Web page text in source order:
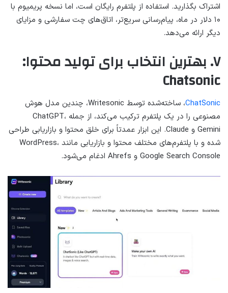
اشتراک بگذارید. استفاده از پلتفرم رایگان است، اما نسخه پریمیوم با
۱۰ دلار در ماه، پیام‌رسانی سریع‌تر، اتاق‌های چت سفارشی و مزایای
دیگر ارائه می‌دهد.
۷. بهترین انتخاب برای تولید محتوا:
Chatsonic
ChatSonic
، ساخته‌شده توسط Writesonic، چندین مدل هوش
مصنوعی را در یک پلتفرم ترکیب می‌کند، از جمله ChatGPT،
Gemini و Claude. این ابزار عمدتاً برای خلق محتوا و بازاریابی طراحی
شده و با پلتفرم‌های مختلف محتوا و بازاریابی مانند WordPress،
Google Search Console و Ahrefs ادغام می‌شود.